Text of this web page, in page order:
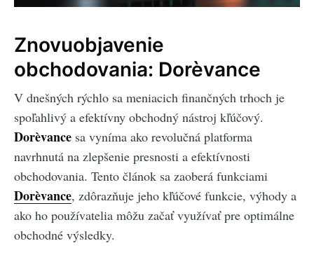
Znovuobjavenie
obchodovania: Dorèvance
V dnešných rýchlo sa meniacich finančných trhoch je
spoľahlivý a efektívny obchodný nástroj kľúčový.
Dorèvance sa vyníma ako revolučná platforma
navrhnutá na zlepšenie presnosti a efektívnosti
obchodovania. Tento článok sa zaoberá funkciami
Dorèvance, zdôrazňuje jeho kľúčové funkcie, výhody a
ako ho používatelia môžu začať využívať pre optimálne
obchodné výsledky.